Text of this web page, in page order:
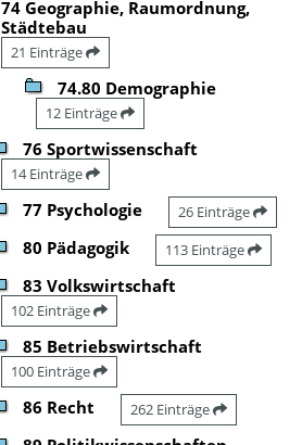
74 Geographie, Raumordnung,
Städtebau
21 Einträge
74.80 Demographie
12 Einträge
76 Sportwissenschaft
14 Einträge
77 Psychologie 26 Einträge
80 Pädagogik 113 Einträge
83 Volkswirtschaft
102 Einträge
85 Betriebswirtschaft
100 Einträge
86 Recht 262 Einträge